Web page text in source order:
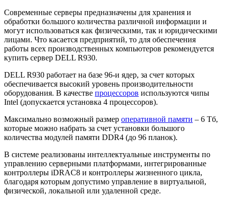
Современные серверы предназначены для хранения и
обработки большого количества различной информации и
могут использоваться как физическими, так и юридическими
лицами. Что касается предприятий, то для обеспечения
работы всех производственных компьютеров рекомендуется
купить сервер DELL R930.
DELL R930 работает на базе 96-и ядер, за счет которых
обеспечивается высокий уровень производительности
оборудования. В качестве процессоров используются чипы
Intel (допускается установка 4 процессоров).
Максимально возможный размер оперативной памяти – 6 Тб,
которые можно набрать за счет установки большого
количества модулей памяти DDR4 (до 96 планок).
В системе реализованы интеллектуальные инструменты по
управлению серверными платформами, интегрированные
контроллеры iDRAC8 и контроллеры жизненного цикла,
благодаря которым допустимо управление в виртуальной,
физической, локальной или удаленной среде.